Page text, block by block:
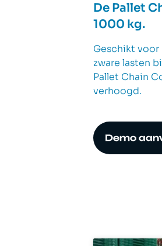
De Pallet
1000 kg.
Geschikt voor
zware lasten
Pallet Chain
verhoogd.
Demo